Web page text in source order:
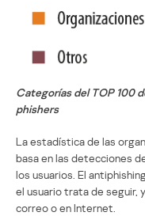
Categorías del TOP 100
phishers
La estadística de las
basa en las detecciones
los usuarios. El
el usuario trata de seguir,
correo o en Internet.